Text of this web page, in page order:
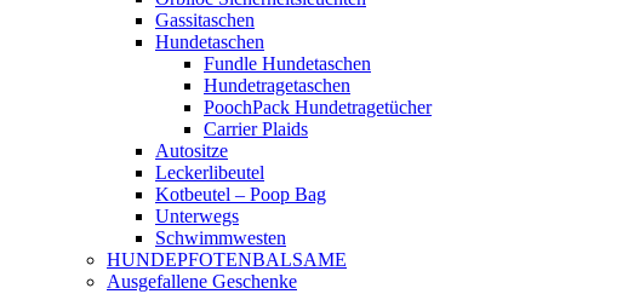
Gassitaschen
Hundetaschen
Fundle Hundetaschen
Hundetragetaschen
PoochPack Hundetragetücher
Carrier Plaids
Autositze
Leckerlibeutel
Kotbeutel – Poop Bag
Unterwegs
Schwimmwesten
HUNDEPFOTENBALSAME
Ausgefallene Geschenke